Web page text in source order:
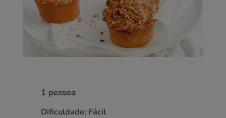
1 pessoa
Dificuldade: Fácil